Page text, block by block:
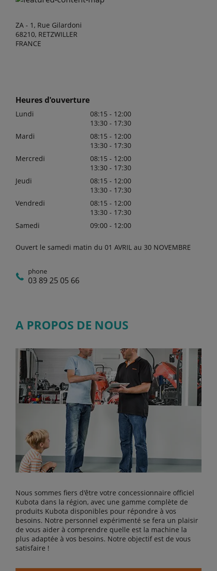
ZA - 1, Rue Gilardoni
68210, RETZWILLER
FRANCE
Heures d'ouverture
Lundi
08:15 - 12:00
13:30 - 17:30
Mardi
08:15 - 12:00
13:30 - 17:30
Mercredi
08:15 - 12:00
13:30 - 17:30
Jeudi
08:15 - 12:00
13:30 - 17:30
Vendredi
08:15 - 12:00
13:30 - 17:30
Samedi
09:00 - 12:00
Ouvert le samedi matin du 01 AVRIL au 30 NOVEMBRE
phone
03 89 25 05 66
A PROPOS DE NOUS
Nous sommes fiers d'être votre concessionnaire officiel
Kubota dans la région, avec une gamme complète de
produits Kubota disponibles pour répondre à vos
besoins. Notre personnel expérimenté se fera un plaisir
de vous aider à comprendre quelle est la machine la
plus adaptée à vos besoins. Notre objectif est de vous
satisfaire !